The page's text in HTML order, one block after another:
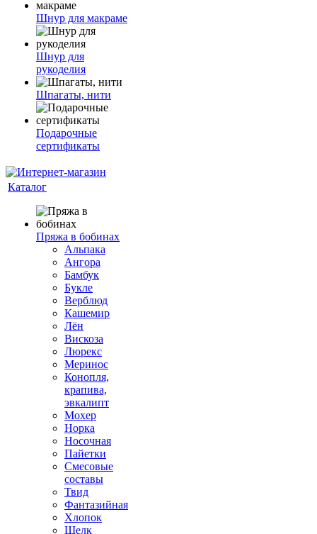
Шнур для макраме
Шнур для
рукоделия
Шпагаты, нити
Подарочные
сертификаты
Каталог
Пряжа в бобинах
Альпака
Ангора
Бамбук
Букле
Верблюд
Кашемир
Лён
Вискоза
Люрекс
Меринос
Конопля,
крапива,
эвкалипт
Мохер
Норка
Носочная
Пайетки
Смесовые
составы
Твид
Фантазийная
Хлопок
Шелк